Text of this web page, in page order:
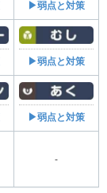
▶弱点と対策
▶弱点と対策
▶弱点と対策
-